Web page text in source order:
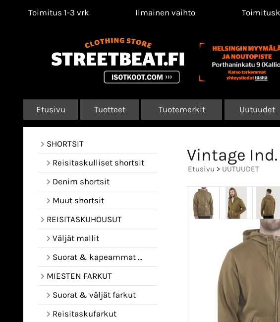
Toimitus 1-3 vrk Ilmainen vaihto
Etusivu Tuotteet Tuotemerkit Uutuudet
SHORTSIT
Reisitaskulliset shortsit
Denim shortsit
Muut shortsit
REISITASKUHOUSUT
Väljät mallit
Suorat & kapeammat mallit
MIESTEN FARKUT
Suorat & väljät farkut
Reisitaskufarkut
Vintage
Etusivu > UUTUUDET